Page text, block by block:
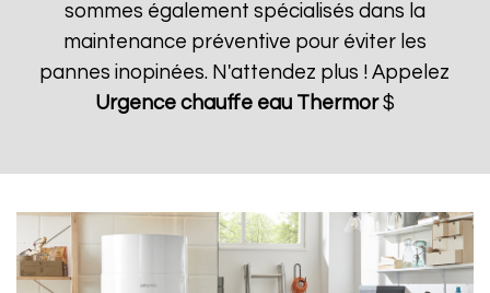
sommes également spécialisés dans la
maintenance préventive pour éviter les
pannes inopinées. N'attendez plus ! Appelez
Urgence chauffe eau Thermor$